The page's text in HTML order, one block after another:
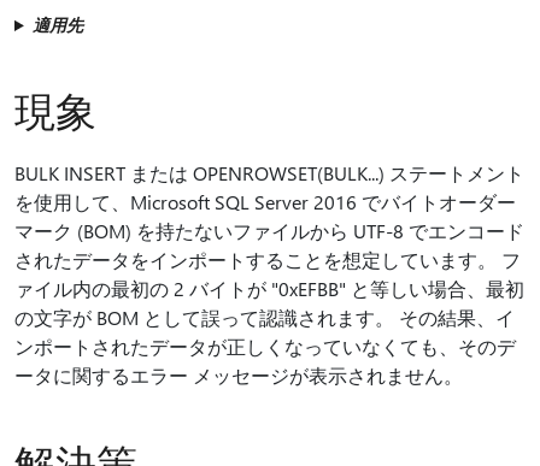
適用先
現象
BULK INSERT または OPENROWSET(BULK...) ステートメント
を使用して、Microsoft SQL Server 2016 でバイトオーダー
マーク (BOM) を持たないファイルから UTF-8 でエンコード
されたデータをインポートすることを想定しています。 フ
ァイル内の最初の 2 バイトが "0xEFBB" と等しい場合、最初
の文字が BOM として誤って認識されます。 その結果、イ
ンポートされたデータが正しくなっていなくても、そのデ
ータに関するエラー メッセージが表示されません。